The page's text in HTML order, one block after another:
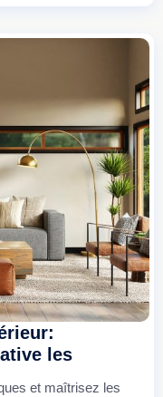
les
et maîtrisez les